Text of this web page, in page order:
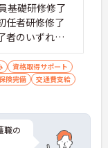
基礎研修修了
任者研修修了
者のいずれか
（AT限定可）
資格取得サポート
険完備
交通費支給
職の